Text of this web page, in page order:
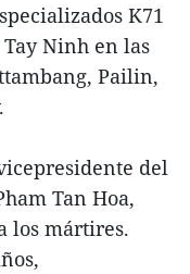
K71
Ninh en las
Pailin,
del
Tan Hoa,
los mártires.